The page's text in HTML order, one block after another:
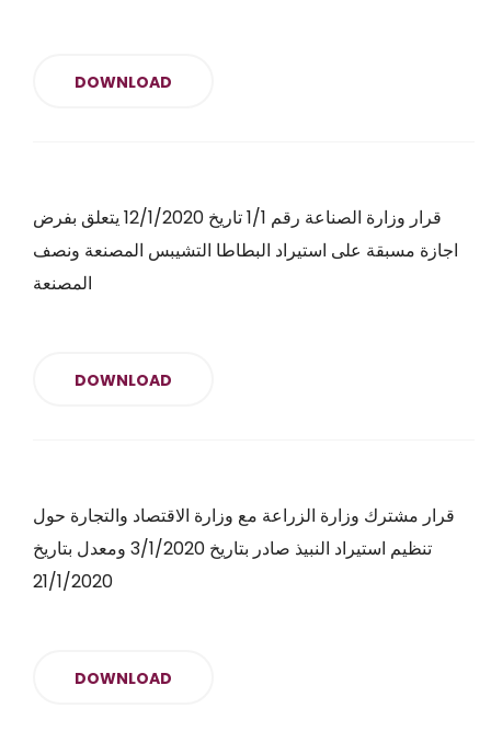
DOWNLOAD
قرار وزارة الصناعة رقم 1/1 تاريخ 12/1/2020 يتعلق بفرض
اجازة مسبقة على استيراد البطاطا التشيبس المصنعة ونصف
المصنعة
DOWNLOAD
قرار مشترك وزارة الزراعة مع وزارة الاقتصاد والتجارة حول
تنظيم استيراد النبيذ صادر بتاريخ 3/1/2020 ومعدل بتاريخ
21/1/2020
DOWNLOAD